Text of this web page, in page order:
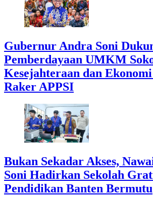
Gubernur Andra Soni
Pemberdayaan UMKM
Kesejahteraan dan
Raker APPSI
Bukan Sekadar Akses,
Soni Hadirkan Sekolah
Pendidikan Banten Bermutu